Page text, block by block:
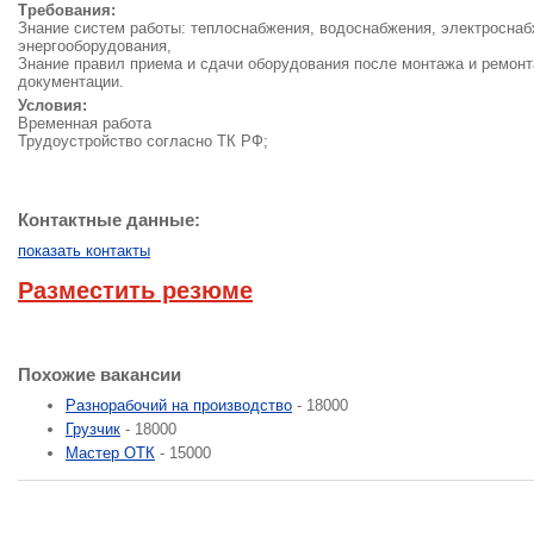
Требования:
Знание систем работы: теплоснабжения, водоснабжения,
энергооборудования,
Знание правил приема и сдачи оборудования после монтажа и
документации.
Условия:
Временная работа
Трудоустройство согласно ТК РФ;
Контактные данные:
показать контакты
Разместить резюме
Похожие вакансии
Разнорабочий на производство - 18000
Грузчик - 18000
Мастер ОТК - 15000